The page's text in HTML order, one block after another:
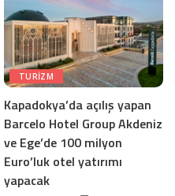
TURIZM
Kapadokya’da açılış yapan
Barcelo Hotel Group Akdeniz
ve Ege’de 100 milyon
Euro’luk otel yatırımı
yapacak